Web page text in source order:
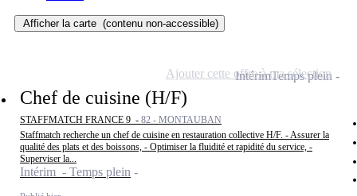
Afficher la carte (contenu non-accessible)
Chef de cuisine (H/F)
STAFFMATCH FRANCE 9 - 82 - MONTAUBAN
Staffmatch recherche un chef de cuisine en restauration collective H/F. - Assurer la
qualité des plats et des boissons, - Optimiser la fluidité et rapidité du service, -
Superviser la...
Intérim - Temps plein
IntérimTemps plein
Ajouter cette offre à ma sélection